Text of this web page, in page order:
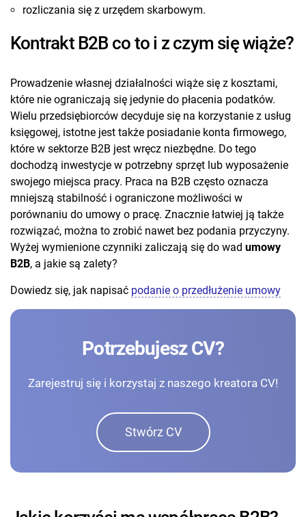
rozliczania się z urzędem skarbowym.
Kontrakt B2B co to i z czym się wiąże?
Prowadzenie własnej działalności wiąże się z kosztami,
które nie ograniczają się jedynie do płacenia podatków.
Wielu przedsiębiorców decyduje się na korzystanie z usług
księgowej, istotne jest także posiadanie konta firmowego,
które w sektorze B2B jest wręcz niezbędne. Do tego
dochodzą inwestycje w potrzebny sprzęt lub wyposażenie
swojego miejsca pracy. Praca na B2B często oznacza
mniejszą stabilność i ograniczone możliwości w
porównaniu do umowy o pracę. Znacznie łatwiej ją także
rozwiązać, można to zrobić nawet bez podania przyczyny.
Wyżej wymienione czynniki zaliczają się do wad umowy
B2B, a jakie są zalety?
Dowiedz się, jak napisać podanie o przedłużenie umowy
Potrzebujesz CV?
Zarejestruj się i korzystaj z naszego kreatora CV!
Stwórz CV